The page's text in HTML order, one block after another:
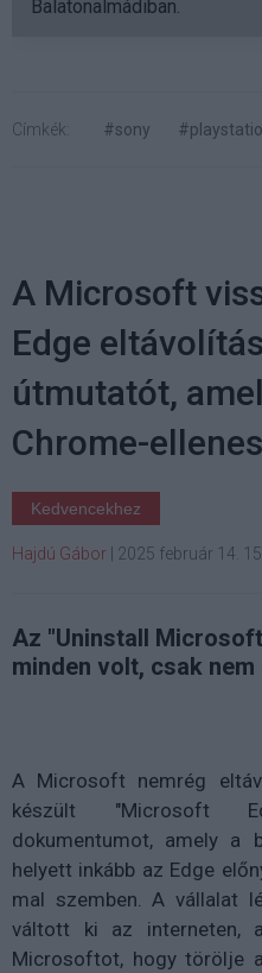
Balatonalmádiban.
Címkék: #sony
A Microsoft
Edge
útmutatót,
Chrome-
Kedvencekhez
Hajdú Gábor 2025 február 14.
Az "Uninstall
minden volt, csak
A Microsoft nemrég
készült "Microsoft
dokumentumot, amely a
helyett inkább az Edge
mal szemben. A vállalat
váltott ki az interneten,
Microsoftot, hogy törölje